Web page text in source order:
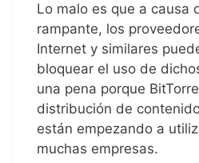
Lo malo es que a causa
rampante, los
Internet y similares
bloquear el uso de
una pena porque
distribución de
están empezando a
muchas empresas.